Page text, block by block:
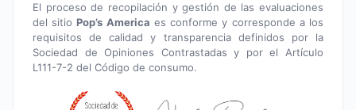
El proceso de recopilación y gestión de las evaluaciones
del sitioPop’s America es conforme y corresponde a los
requisitos de calidad y transparencia definidos por la
Sociedad de Opiniones Contrastadas y por el Artículo
L111-7-2 del Código de consumo.